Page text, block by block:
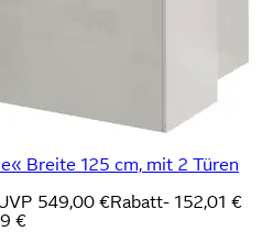
Breite 125 cm, mit 2 Türen
549,00 €Rabatt- 152,01 €
€